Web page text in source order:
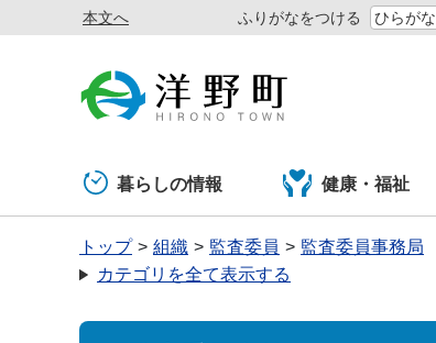
本文へ ふりがなをつける ひらがな
暮らしの情報 健康・福祉
トップ 組織 監査委員
監査委員事務局
カテゴリを全て表示する